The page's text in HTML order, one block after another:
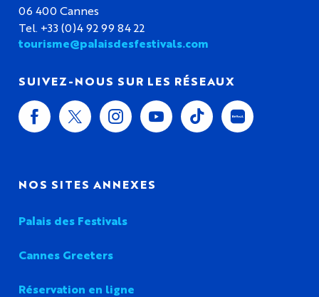
06 400 Cannes
Tel. +33 (0)4 92 99 84 22
tourisme@palaisdesfestivals.com
SUIVEZ-NOUS SUR LES RÉSEAUX
NOS SITES ANNEXES
Palais des Festivals
Cannes Greeters
Réservation en ligne